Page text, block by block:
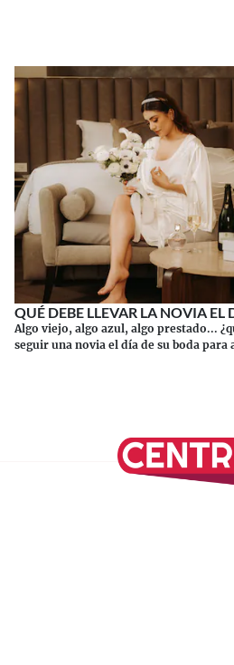
QUÉ DEBE LLEVAR LA NOVIA EL
Algo viejo, algo azul, algo prestado...
seguir una novia el día de su boda para